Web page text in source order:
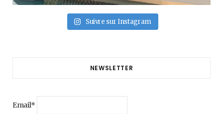
Suivre sur Instagram
NEWSLETTER
Email*